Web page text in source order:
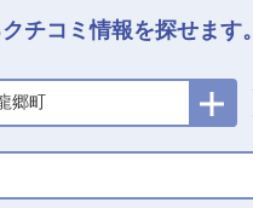
チコミ情報を探せます。
郷町